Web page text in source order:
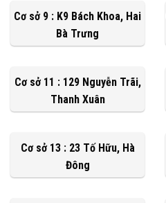
Cơ sở 9 : K9 Bách Khoa, Hai
Bà Trưng
Cơ sở 11 : 129 Nguyễn Trãi,
Thanh Xuân
Cơ sở 13 : 23 Tố Hữu, Hà
Đông